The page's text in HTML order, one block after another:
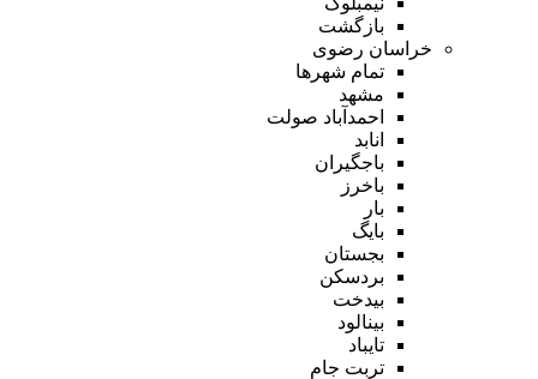
بازگشت
خراسان رضوی
تمام شهر‌ها
مشهد
احمدآباد صولت
انابد
باجگیران
باخرز
بار
بایگ
بجستان
بردسکن
بیدخت
بینالود
تایباد
تربت جام